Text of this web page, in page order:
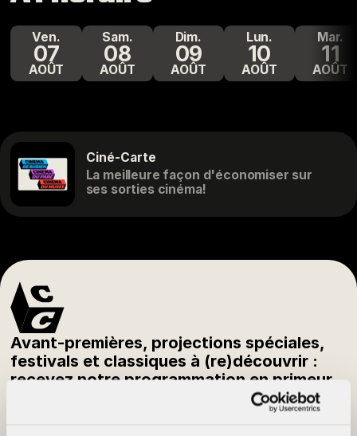
ven.
07
AOÛT
sam.
08
AOÛT
dim.
09
AOÛT
lun.
10
AOÛT
mar.
11
AOÛT
Ciné-Carte
La meilleure façon d'économiser sur
ses sorties cinéma!
Avant-premières, projections spéciales,
festivals et classiques à (re)découvrir :
recevez notre programmation en primeur